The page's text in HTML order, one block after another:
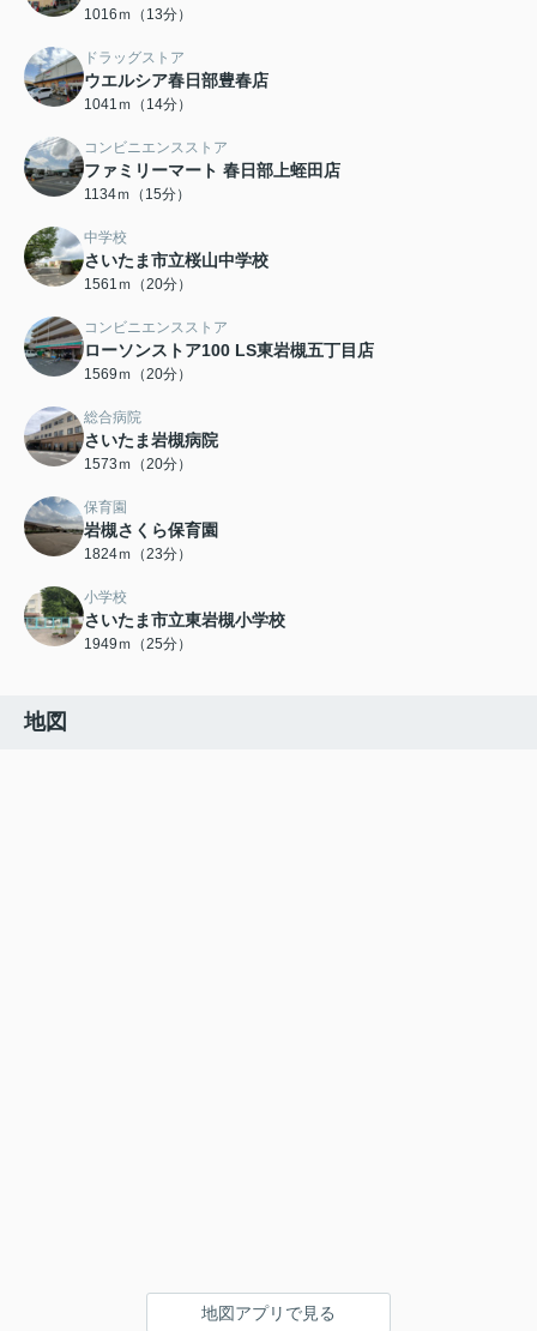
1016ｍ（13分）
ドラッグストア
ウエルシア春日部豊春店
1041ｍ（14分）
コンビニエンスストア
ファミリーマート 春日部上蛭田店
1134ｍ（15分）
中学校
さいたま市立桜山中学校
1561ｍ（20分）
コンビニエンスストア
ローソンストア100 LS東岩槻五丁目店
1569ｍ（20分）
総合病院
さいたま岩槻病院
1573ｍ（20分）
保育園
岩槻さくら保育園
1824ｍ（23分）
小学校
さいたま市立東岩槻小学校
1949ｍ（25分）
地図
地図アプリで見る